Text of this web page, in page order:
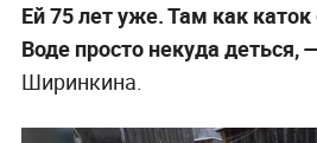
Ей 75 лет уже. Там как
Воде просто некуда деться,
Ширинкина.